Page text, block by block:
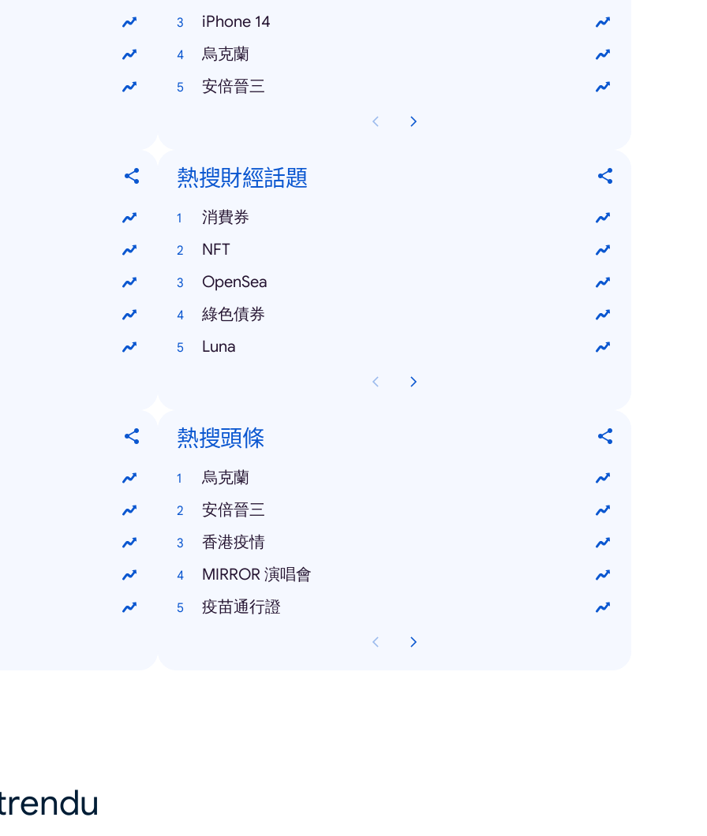
iPhone 14
烏克蘭
安倍晉三
熱搜財經話題
消費券
NFT
OpenSea
綠色債券
Luna
熱搜頭條
烏克蘭
安倍晉三
香港疫情
MIRROR 演唱會
疫苗通行證